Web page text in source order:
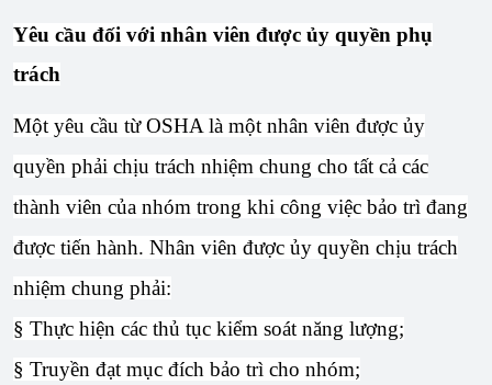
Yêu cầu đối với nhân viên được ủy quyền phụ
trách
Một yêu cầu từ OSHA là một nhân viên được ủy
quyền phải chịu trách nhiệm chung cho tất cả các
thành viên của nhóm trong khi công việc bảo trì đang
được tiến hành. Nhân viên được ủy quyền chịu trách
nhiệm chung phải:
§ Thực hiện các thủ tục kiểm soát năng lượng;
§ Truyền đạt mục đích bảo trì cho nhóm;